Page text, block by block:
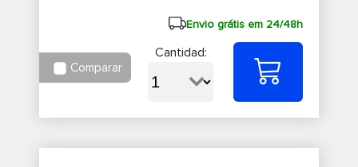
Envio grátis em 24/48h
Comparar
Cantidad: